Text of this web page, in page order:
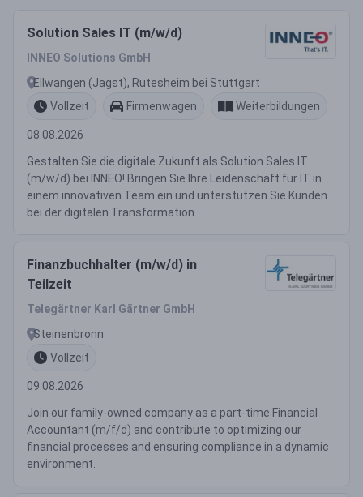
Solution Sales IT (m/w/d)
INNEO Solutions GmbH
Ellwangen (Jagst), Rutesheim bei Stuttgart
Vollzeit
Firmenwagen Weiterbildungen
08.08.2026
Gestalten Sie die digitale Zukunft als Solution Sales IT
(m/w/d) bei INNEO! Bringen Sie Ihre Leidenschaft für IT in
einem innovativen Team ein und unterstützen Sie Kunden
bei der digitalen Transformation.
Finanzbuchhalter (m/w/d) in
Teilzeit
Telegärtner Karl Gärtner GmbH
Steinenbronn
Vollzeit
09.08.2026
Join our family-owned company as a part-time Financial
Accountant (m/f/d) and contribute to optimizing our
financial processes and ensuring compliance in a dynamic
environment.